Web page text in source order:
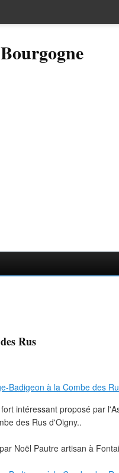
Rus
intéressant proposé par
des Rus d'Oigny..
Noël Pautre artisan à